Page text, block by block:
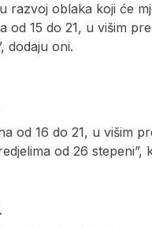
razvoj oblaka koji će
od 15 do 21, u višim
dodaju oni.
od 16 do 21, u višim
od 26 stepeni”,